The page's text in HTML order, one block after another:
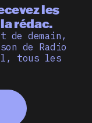
les
rédac.
de demain,
de Radio
tous les